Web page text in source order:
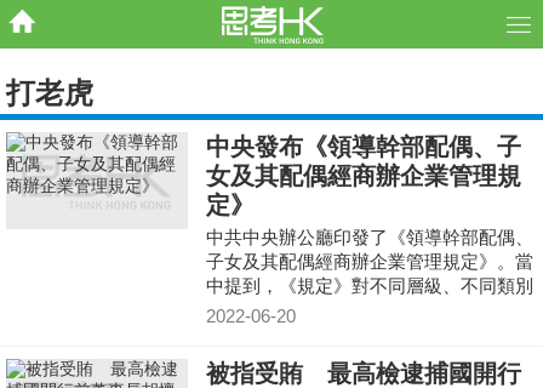
打老虎
中央發布《領導幹部配偶、子
女及其配偶經商辦企業管理規
定》
中共中央辦公廳印發了《領導幹部配偶、
子女及其配偶經商辦企業管理規定》。當
中提到，《規定》對不同層級、不同類別
領導幹部配偶、子女及其配偶經商辦企業
2022-06-20
被指受賄 最高檢逮捕國開行